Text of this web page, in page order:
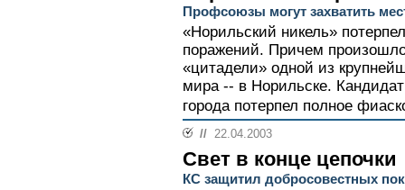
Профсоюзы могут захватить
«Норильский никель»
поражений. Причем
«цитадели» одной из
мира -- в Норильске.
города потерпел полное
// 22.04.2003
Свет в конце цепочки
КС защитил добросовестных